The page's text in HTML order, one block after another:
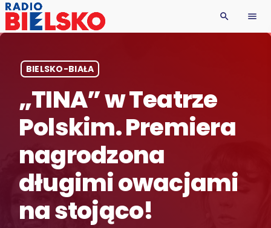
search menu
BIELSKO-BIAŁA
„TINA” w Teatrze
Polskim. Premiera
nagrodzona
długimi owacjami
na stojąco!